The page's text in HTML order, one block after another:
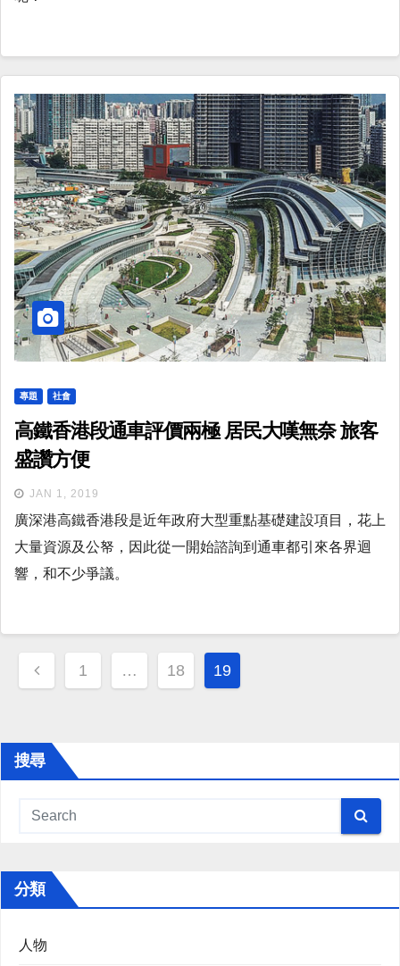
專題 社會
高鐵香港段通車評價兩極 居民大嘆無奈 旅客
盛讚方便
JAN 1, 2019
廣深港高鐵香港段是近年政府大型重點基礎建設項目，花上
大量資源及公帑，因此從一開始諮詢到通車都引來各界迴
響，和不少爭議。
Posts
navigation
1 … 18 19
搜尋
分類
人物